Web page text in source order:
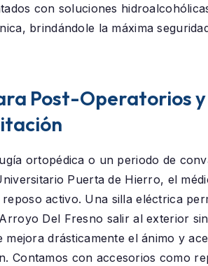
con soluciones
brindándole la máxima
Post-Operatorios y
ortopédica o un periodo de
Puerta de Hierro, el
activo. Una silla eléctrica
Arroyo Del Fresno salir al exterior
mejora drásticamente el ánimo y
Contamos con accesorios como